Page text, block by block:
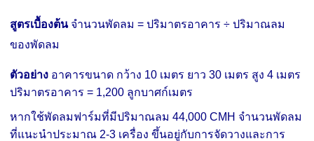
สูตรเบื้องต้น จำนวนพัดลม = ปริมาตรอาคาร ÷ ปริมาณลม
ของพัดลม
ตัวอย่าง อาคารขนาด กว้าง 10 เมตร ยาว 30 เมตร สูง 4 เมตร
ปริมาตรอาคาร = 1,200 ลูกบาศก์เมตร
หากใช้พัดลมฟาร์มที่มีปริมาณลม 44,000 CMH จำนวนพัดลม
ที่แนะนำประมาณ 2-3 เครื่อง ขึ้นอยู่กับการจัดวางและการ